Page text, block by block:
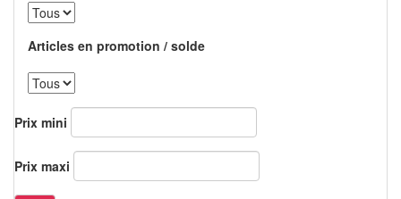
Articles en promotion / solde
Prix mini
Prix maxi